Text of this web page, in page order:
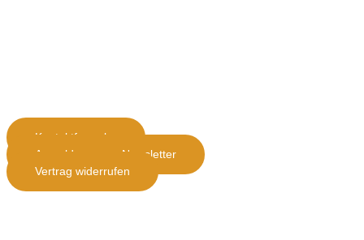
Kontaktformular
Anmeldung zum Newsletter
Vertrag widerrufen